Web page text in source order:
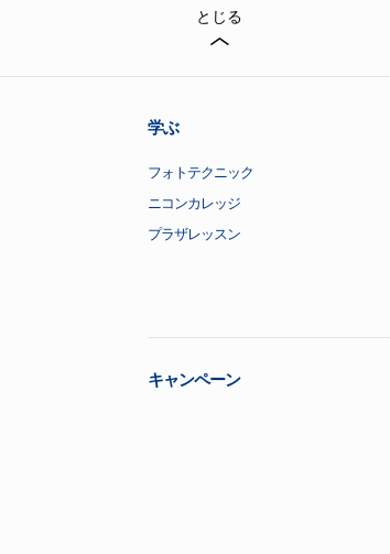
とじる
学ぶ
フォトテクニック
ニコンカレッジ
プラザレッスン
キャンペーン